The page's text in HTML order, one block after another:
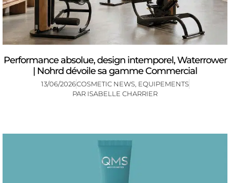
Performance absolue, design intemporel, Waterrower
| Nohrd dévoile sa gamme Commercial
13/06/2026COSMETIC NEWS, EQUIPEMENTS
PAR ISABELLE CHARRIER